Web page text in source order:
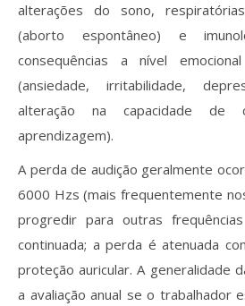
alterações do sono,
(aborto espontâneo) e
consequências a nível
(ansiedade, irritabilidade,
alteração na capacidade de
aprendizagem).
A perda de audição geralmente
6000 Hzs (mais frequentemente
progredir para outras
continuada; a perda é atenuada
proteção auricular. A generalidade
a avaliação anual se o trabalhador